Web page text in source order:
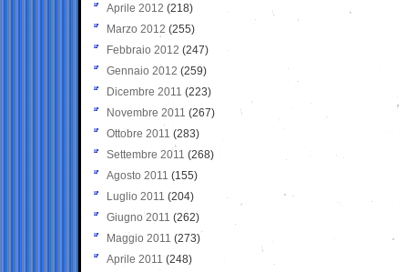
Aprile 2012 (218)
Marzo 2012 (255)
Febbraio 2012 (247)
Gennaio 2012 (259)
Dicembre 2011 (223)
Novembre 2011 (267)
Ottobre 2011 (283)
Settembre 2011 (268)
Agosto 2011 (155)
Luglio 2011 (204)
Giugno 2011 (262)
Maggio 2011 (273)
Aprile 2011 (248)